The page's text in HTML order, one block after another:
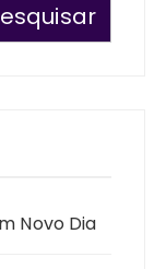
Novo Dia